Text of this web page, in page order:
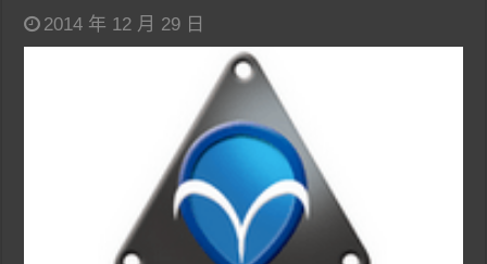
2014 年 12 月 29 日